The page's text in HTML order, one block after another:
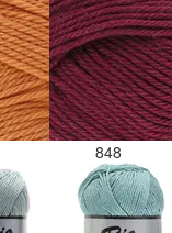
848